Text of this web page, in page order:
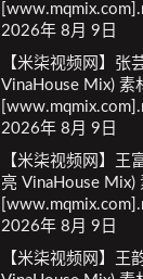
2026年 8月 9日
【米柒视频网】张
VinaHouse Mix) 素
2026年 8月 9日
【米柒视频网】王
亮 VinaHouse Mix)
2026年 8月 9日
【米柒视频网】王